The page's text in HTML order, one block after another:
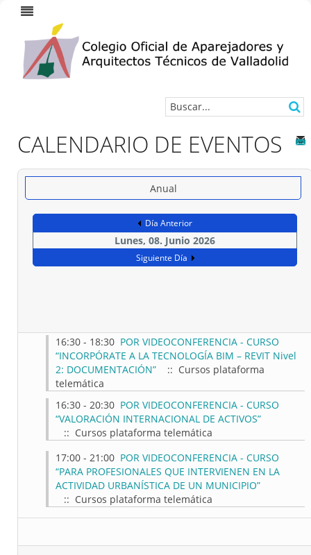
CALENDARIO DE EVENTOS
Anual
Día Anterior
Lunes, 08. Junio 2026
Siguiente Día
16:30 - 18:30 POR VIDEOCONFERENCIA - CURSO
“INCORPÓRATE A LA TECNOLOGÍA BIM – REVIT Nivel
2: DOCUMENTACIÓN”
:: Cursos plataforma
telemática
16:30 - 20:30 POR VIDEOCONFERENCIA - CURSO
“VALORACIÓN INTERNACIONAL DE ACTIVOS”
:: Cursos plataforma telemática
17:00 - 21:00 POR VIDEOCONFERENCIA - CURSO
“PARA PROFESIONALES QUE INTERVIENEN EN LA
ACTIVIDAD URBANÍSTICA DE UN MUNICIPIO”
:: Cursos plataforma telemática